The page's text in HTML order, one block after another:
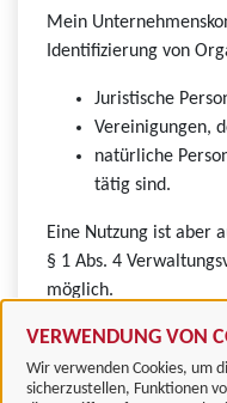
VERWENDUNG VON
Wir verwenden Cookies, um
sicherzustellen, Funktionen
Mein
Identifizierung von
Juristische
Vereinigungen,
natürliche
tätig sind.
Eine Nutzung ist aber
§ 1 Abs. 4
möglich.